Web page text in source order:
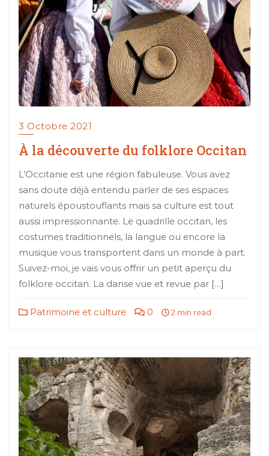
3 Octobre 2021
À la découverte du folklore Occitan
L’Occitanie est une région fabuleuse. Vous avez
sans doute déjà entendu parler de ses espaces
naturels époustouflants mais sa culture est tout
aussi impressionnante. Le quadrille occitan, les
costumes traditionnels, la langue ou encore la
musique vous transportent dans un monde à part.
Suivez-moi, je vais vous offrir un petit aperçu du
folklore occitan. La danse vue et revue par […]
Patrimoine et culture 0 2 min read